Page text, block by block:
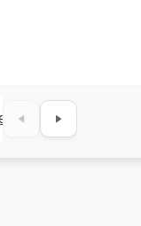
панели